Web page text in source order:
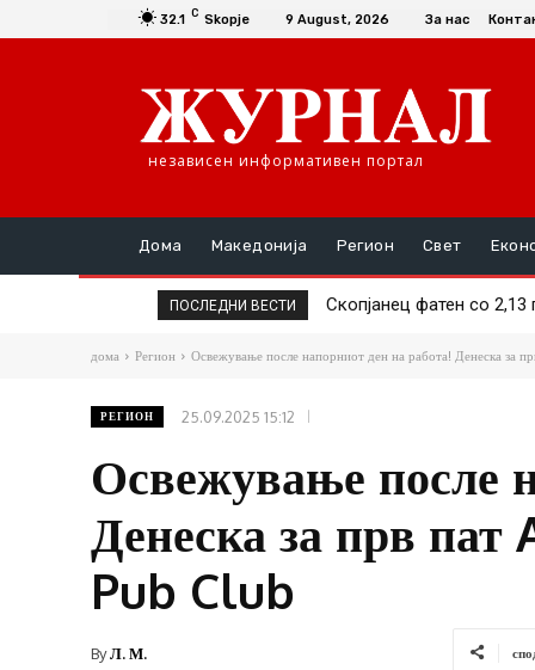
32.1 C Skopje 9 August, 2026 За нас
независен информативен портал
Дома Македонија Регион Свет
ПОСЛЕДНИ ВЕСТИ Скопјанец фатен со 2,13
Тела на хитлерови
дома Регион Освежување после напорниот ден на работа! Денеска за
РЕГИОН 25.09.2025 15:12
Освежување после
Денеска за прв
Pub Club
ByЛ. М.